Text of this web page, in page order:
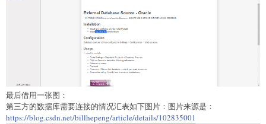
最后借用一张图：
第三方的数据库需要连接的情况汇表如下图片：图片来源是：
https://blog.csdn.net/billhepeng/article/details/102835001